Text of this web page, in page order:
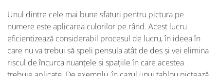
Unul dintre cele mai bune sfaturi pentru pictura pe
numere este aplicarea culorilor pe rând. Acest lucru
eficientizează considerabil procesul de lucru, în ideea în
care nu va trebui să speli pensula atât de des și vei elimina
riscul de încurca nuanțele și spațiile în care acestea